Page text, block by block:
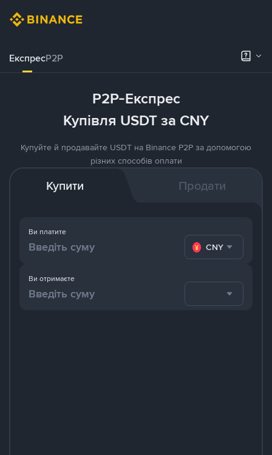
ЕкспресP2P
P2P-Експрес
Купівля USDT за CNY
Купуйте й продавайте USDT на Binance P2P за допомогою
різних способів оплати
Купити Продати
Ви платите
CNY
Ви отримаєте